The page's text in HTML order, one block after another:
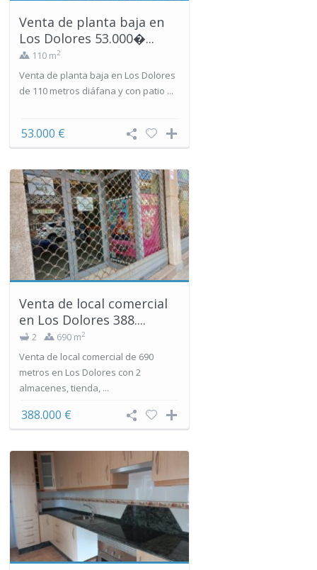
Venta de planta baja en
Los Dolores 53.000�...
110 m2
Venta de planta baja en Los Dolores
de 110 metros diáfana y con patio ...
53.000 €
Venta de local comercial
en Los Dolores 388....
2 690 m2
Venta de local comercial de 690
metros en Los Dolores con 2
almacenes, tienda, ...
388.000 €